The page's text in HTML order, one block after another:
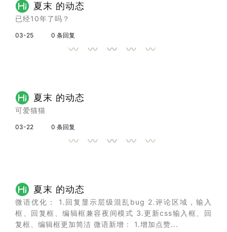
夏末 的动态
已经10年了吗？
03-25 0 条回复
夏末 的动态
可爱猫猫
03-22 0 条回复
夏末 的动态
微语优化： 1.回复显示层级混乱bug 2.评论区域，输入
框、回复框、编辑框兼容夜间模式 3.更新css输入框、回
复框、编辑框更加简洁 微语新增： 1.增加点赞...